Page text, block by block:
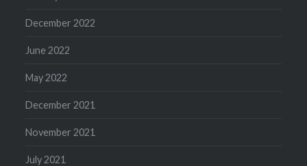
December 2022
June 2022
May 2022
December 2021
November 2021
July 2021